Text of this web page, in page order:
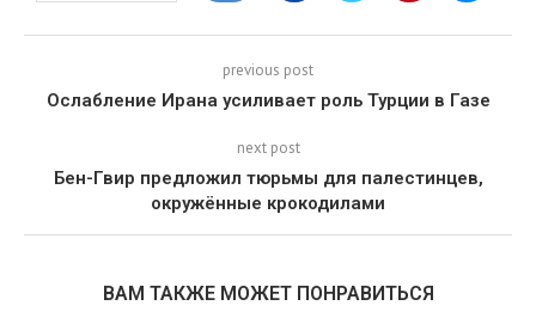
previous post
Ослабление Ирана усиливает роль Турции в Газе
next post
Бен-Гвир предложил тюрьмы для палестинцев,
окружённые крокодилами
ВАМ ТАКЖЕ МОЖЕТ ПОНРАВИТЬСЯ